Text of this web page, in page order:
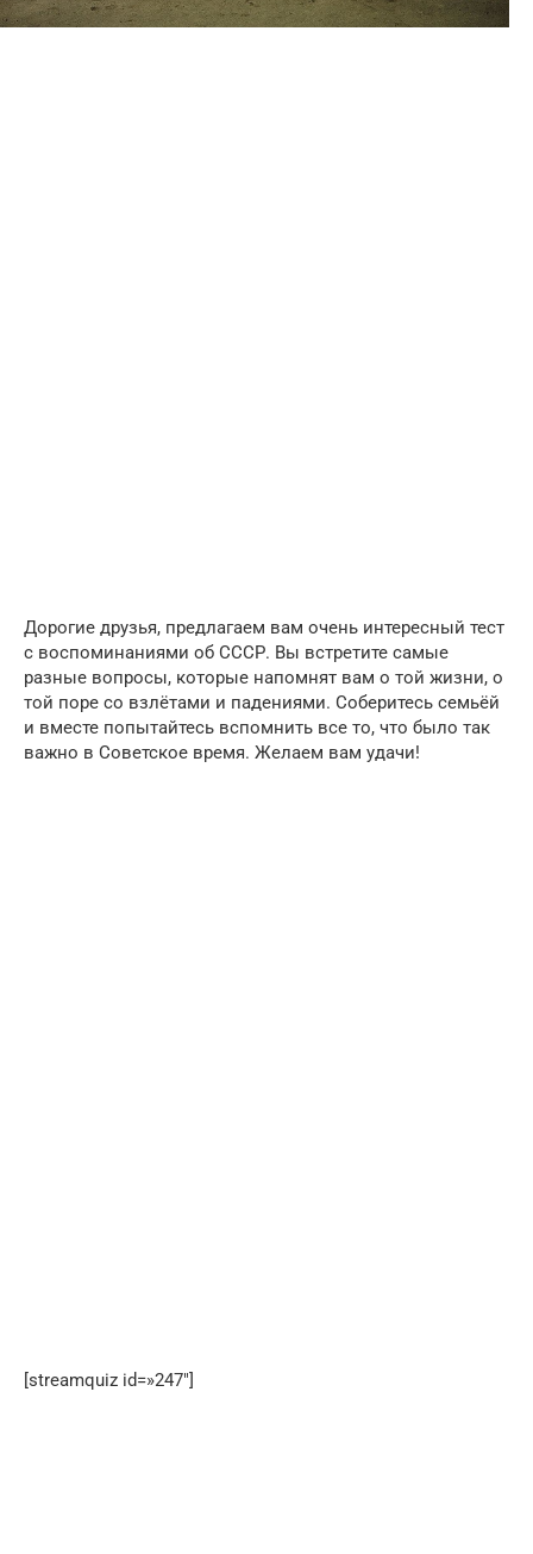
Дорогие друзья, предлагаем вам очень интересный тест
с воспоминаниями об СССР. Вы встретите самые
разные вопросы, которые напомнят вам о той жизни, о
той поре со взлётами и падениями. Соберитесь семьёй
и вместе попытайтесь вспомнить все то, что было так
важно в Советское время. Желаем вам удачи!
[streamquiz id=»247″]